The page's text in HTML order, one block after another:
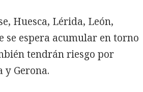
Huesca, Lérida, León,
se espera acumular en torno
tendrán riesgo por
y Gerona.